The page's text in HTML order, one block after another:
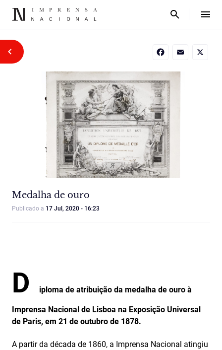
Facebook
Email
Medalha de ouro
Publicado a 17 Jul, 2020 - 16:23
D iploma de atribuição da medalha de ouro à
Imprensa Nacional de Lisboa na Exposição Universal
de Paris, em 21 de outubro de 1878.
A partir da década de 1860, a Imprensa Nacional atingiu